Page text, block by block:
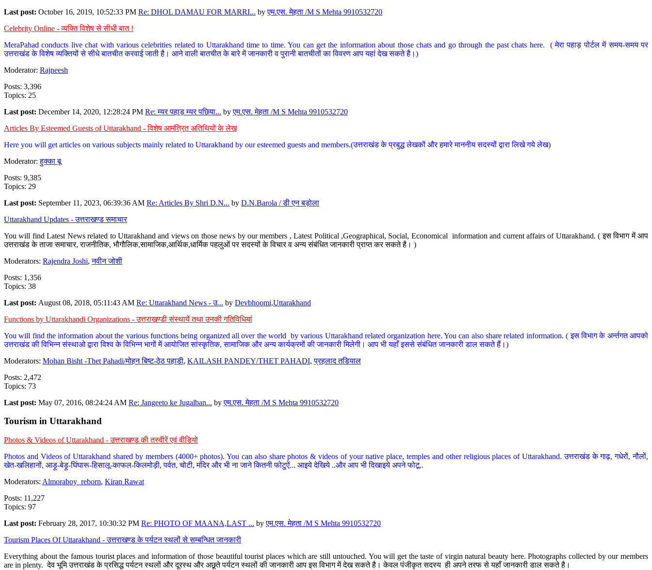
Last post: October 16, 2019, 10:52:33 PM Re: DHOL DAMAU FOR MARRI... byएम.एस. मेहता /M S Mehta 9910532720
Celebrity Online - व्यक्ति विशेष से सीधी बात !
MeraPahad conducts live chat with various celebrities related to Uttarakhand time to time. You can get the information about those chats and go through the past chats here. ( मेरा पहाड़ पोर्टल में समय-समय पर
उत्तराखंड के विशेष व्यक्तियों से सीधे बातचीत करवाई जाती है। आने वाली बातचीत के बारे में जानकारी व पुरानी बातचीतों का विवरण आप यहां देख सकते है।)
Moderator: Rajneesh
Posts: 3,396
Topics: 25
Last post: December 14, 2020, 12:28:24 PM Re: म्यर पहाड़ म्यर पछिया... byएम.एस. मेहता /M S Mehta 9910532720
Articles By Esteemed Guests of Uttarakhand - विशेष आमंत्रित अतिथियों के लेख
Here you will get articles on various subjects mainly related to Uttarakhand by our esteemed guests and members.(उत्तराखंड के प्रबुद्ध लेखकों और हमारे माननीय सदस्यों द्वारा लिखे गये लेख)
Moderator:हुक्का बू
Posts: 9,385
Topics: 29
Last post: September 11, 2023, 06:39:36 AM Re: Articles By Shri D.N... by D.N.Barola / डी एन बड़ोला
Uttarakhand Updates - उत्तराखण्ड समाचार
You will find Latest News related to Uttarakhand and views on those news by our members , Latest Political ,Geographical, Social, Economical information and current affairs of Uttarakhand. ( इस विभाग में आप
उत्तराखंड के ताजा समाचार, राजनीतिक, भौगौलिक,सामाजिक,आर्थिक,धार्मिक पहलुओं पर सदस्यों के विचार व अन्य संबंधित जानकारी प्राप्त कर सकते है। )
Moderators: Rajendra Joshi,नवीन जोशी
Posts: 1,356
Topics: 38
Last post: August 08, 2018, 05:11:43 AM Re: Uttarakhand News - उ... by Devbhoomi,Uttarakhand
Functions by Uttarakhandi Organizations - उत्तराखण्डी संस्थायें तथा उनकी गतिविधियां
You will find the information about the various functions being organized all over the world by various Uttarakhand related organization here. You can also share related information. ( इस विभाग के अर्न्तगत आपको
उत्तराखंड की विभिन्न संस्थाओ द्वारा विश्व के विभिन्न भागों में आयोजित सांस्कृतिक, सामाजिक और अन्य कार्यक्रमों की जानकारी मिलेगी। आप भी यहाँ इससे संबंधित जानकारी डाल सकते हैं।)
Moderators: Mohan Bisht -Thet Pahadi/मोहन बिष्ट-ठेठ पहाडी, KAILASH PANDEY/THET PAHADI,प्रहलाद तडियाल
Posts: 2,472
Topics: 73
Last post: May 07, 2016, 08:24:24 AM Re: Jangeeto ke Jugalban... byएम.एस. मेहता /M S Mehta 9910532720
Tourism in Uttarakhand
Photos & Videos of Uttarakhand - उत्तराखण्ड की तस्वीरें एवं वीडियो
Photos and Videos of Uttarakhand shared by members (4000+ photos). You can also share photos & videos of your native place, temples and other religious places of Uttarakhand. उत्तराखंड के गाढ़, गधेरों, नौलों,
खेत-खलिहानों, आड़ू-बेड़ू-घिंघारू-हिसालू-काफल-किलमोड़ी, पर्वत, चोटी, मंदिर और भी ना जाने कितनी फोटुऐं... आइये देखिये ..और आप भी दिखाइये अपने फोटू..
Moderators: Almoraboy_reborn, Kiran Rawat
Posts: 11,227
Topics: 97
Last post: February 28, 2017, 10:30:32 PM Re: PHOTO OF MAANA,LAST ... byएम.एस. मेहता /M S Mehta 9910532720
Tourism Places Of Uttarakhand - उत्तराखण्ड के पर्यटन स्थलों से सम्बन्धित जानकारी
Everything about the famous tourist places and information of those beautiful tourist places which are still untouched. You will get the taste of virgin natural beauty here. Photographs collected by our members
are in plenty. देव भूमि उत्तराखंड के प्रसिद्ध पर्यटन स्थलों और दूरस्थ और अछूते पर्यटन स्थलों की जानकारी आप इस विभाग में देख सकते है। केवल पंजीकृत सदस्य ही अपने तरफ से यहाँ जानकारी डाल सकते है।